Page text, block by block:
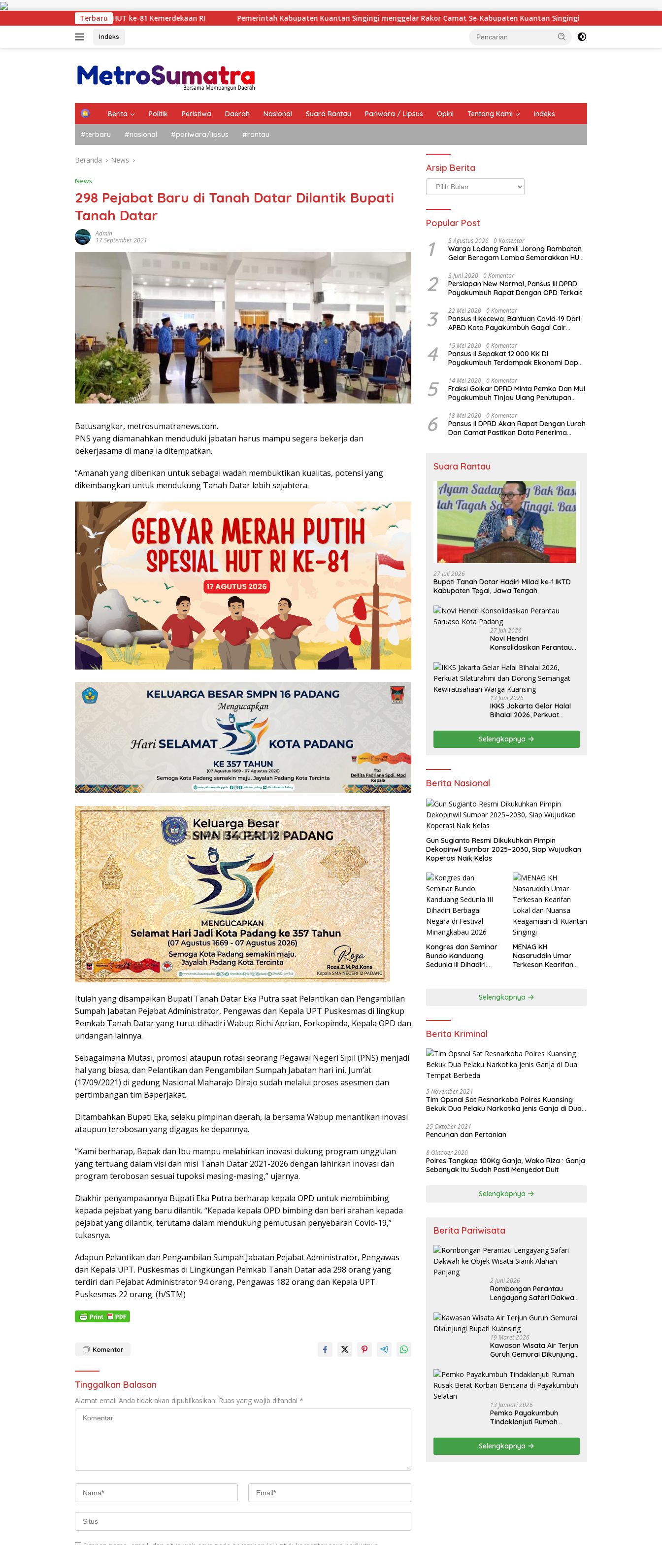
Langsung
konten
Terbaru
HUT ke-81 Kemerdekaan RI Pemerintah Kabupaten Kuantan Singingi menggelar Rakor Camat Se-Kabupaten Kuantan Singingi Maigus Nasir Ajak Siswa SMA 1
Indeks
Berita Politik Peristiwa Daerah Nasional Suara Rantau Pariwara / Lipsus Opini Tentang Kami Indeks
#terbaru #nasional #pariwara/lipsus #rantau
Beranda News
News
298 Pejabat Baru di Tanah Datar Dilantik Bupati
Tanah Datar
Admin
17 September 2021
Batusangkar, metrosumatranews.com.
PNS yang diamanahkan menduduki jabatan harus mampu segera bekerja dan
bekerjasama di mana ia ditempatkan.
“Amanah yang diberikan untuk sebagai wadah membuktikan kualitas, potensi yang
dikembangkan untuk mendukung Tanah Datar lebih sejahtera.
Itulah yang disampaikan Bupati Tanah Datar Eka Putra saat Pelantikan dan Pengambilan
Sumpah Jabatan Pejabat Administrator, Pengawas dan Kepala UPT Puskesmas di lingkup
Pemkab Tanah Datar yang turut dihadiri Wabup Richi Aprian, Forkopimda, Kepala OPD dan
undangan lainnya.
Sebagaimana Mutasi, promosi ataupun rotasi seorang Pegawai Negeri Sipil (PNS) menjadi
hal yang biasa, dan Pelantikan dan Pengambilan Sumpah Jabatan hari ini, Jum’at
(17/09/2021) di gedung Nasional Maharajo Dirajo sudah melalui proses asesmen dan
pertimbangan tim Baperjakat.
Ditambahkan Bupati Eka, selaku pimpinan daerah, ia bersama Wabup menantikan inovasi
ataupun terobosan yang digagas ke depannya.
“Kami berharap, Bapak dan Ibu mampu melahirkan inovasi dukung program unggulan
yang tertuang dalam visi dan misi Tanah Datar 2021-2026 dengan lahirkan inovasi dan
program terobosan sesuai tupoksi masing-masing,” ujarnya.
Diakhir penyampaiannya Bupati Eka Putra berharap kepala OPD untuk membimbing
kepada pejabat yang baru dilantik. “Kepada kepala OPD bimbing dan beri arahan kepada
pejabat yang dilantik, terutama dalam mendukung pemutusan penyebaran Covid-19,”
tukasnya.
Adapun Pelantikan dan Pengambilan Sumpah Jabatan Pejabat Administrator, Pengawas
dan Kepala UPT. Puskesmas di Lingkungan Pemkab Tanah Datar ada 298 orang yang
terdiri dari Pejabat Administrator 94 orang, Pengawas 182 orang dan Kepala UPT.
Puskesmas 22 orang. (h/STM)
Komentar
Tinggalkan Balasan
Alamat email Anda tidak akan dipublikasikan. Ruas yang wajib ditandai *
Arsip Berita
Arsip
Berita
Popular Post
1 5 Agustus 2026 0 Komentar
Warga Ladang Famili Jorong Rambatan
Gelar Beragam Lomba Semarakkan HUT
2 3 Juni 2020 0 Komentar
Persiapan New Normal, Pansus III DPRD
Payakumbuh Rapat Dengan OPD Terkait
3 22 Mei 2020 0 Komentar
Pansus II Kecewa, Bantuan Covid-19 Dari
APBD Kota Payakumbuh Gagal Cair
4 15 Mei 2020 0 Komentar
Pansus II Sepakat 12.000 KK Di
Payakumbuh Terdampak Ekonomi Dapat
5 14 Mei 2020 0 Komentar
Fraksi Golkar DPRD Minta Pemko Dan MUI
Payakumbuh Tinjau Ulang Penutupan
6 13 Mei 2020 0 Komentar
Pansus II DPRD Akan Rapat Dengan Lurah
Dan Camat Pastikan Data Penerima
Suara Rantau
27 Juli 2026
Bupati Tanah Datar Hadiri Milad ke-1 IKTD
Kabupaten Tegal, Jawa Tengah
27 Juli 2026
Novi Hendri
Konsolidasikan Perantau
13 Juni 2026
IKKS Jakarta Gelar Halal
Bihalal 2026, Perkuat
Semangat Kewirausahaan
Warga Kuansing
Selengkapnya
Berita Nasional
Gun Sugianto Resmi Dikukuhkan Pimpin
Dekopinwil Sumbar 2025–2030, Siap Wujudkan
Koperasi Naik Kelas
Kongres dan Seminar
Bundo Kanduang
Sedunia III Dihadiri
MENAG KH
Nasaruddin Umar
Terkesan Kearifan
Selengkapnya
Berita Kriminal
5 November 2021
Tim Opsnal Sat Resnarkoba Polres Kuansing
Bekuk Dua Pelaku Narkotika jenis Ganja di Dua
25 Oktober 2021
Pencurian dan Pertanian
8 Oktober 2020
Polres Tangkap 100Kg Ganja, Wako Riza : Ganja
Sebanyak Itu Sudah Pasti Menyedot Duit
Selengkapnya
Berita Pariwisata
2 Juni 2026
Rombongan Perantau
Lengayang Safari Dakwah
Alahan Panjang
19 Maret 2026
Kawasan Wisata Air Terjun
Guruh Gemurai Dikunjungi
13 Januari 2026
Pemko Payakumbuh
Tindaklanjuti Rumah
Bencana di Payakumbuh
Selatan
Selengkapnya